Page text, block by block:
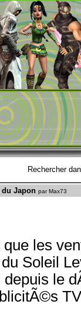
Rechercher
du Japon par Max73
les
Soleil
le